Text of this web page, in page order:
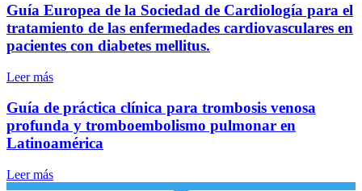
Guía Europea de la Sociedad de Cardiología para el
tratamiento de las enfermedades cardiovasculares en
pacientes con diabetes mellitus.
Leer más
Guía de práctica clínica para trombosis venosa
profunda y tromboembolismo pulmonar en
Latinoamérica
Leer más